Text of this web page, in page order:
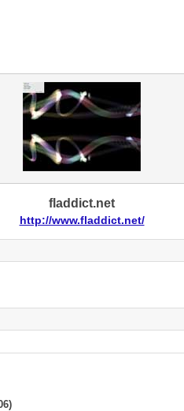
fladdict.net
http://www.fladdict.net/
)